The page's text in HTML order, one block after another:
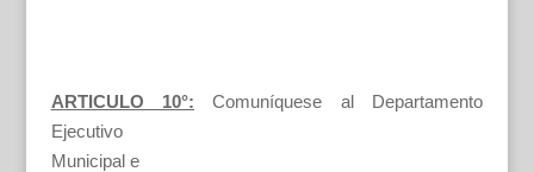
ARTICULO 10°: Comuníquese al Departamento
Ejecutivo
Municipal e